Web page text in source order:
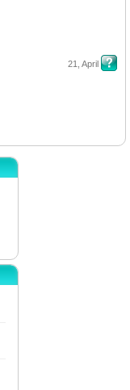
21, April